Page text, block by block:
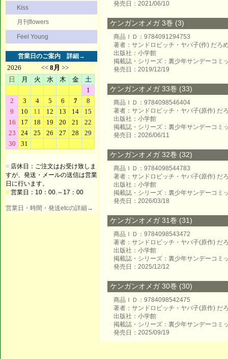
Kiss
月刊flowers
Feel Young
営業日のご案内 詳細→
■ 店休日：ご注文はお受け致しま
すが、発送・メールの送信は営業
日に行います。
■ 営業日：10：00.～17：00
営業日・時間・発送etcの詳細→
発売日：2021/06/10
ケンガンオメガ 3巻 (3)
商品ＩＤ：9784091294753
著者：サンドロビッチ・ヤバ子(作) だろ
出版社：小学館
掲載誌・シリーズ：裏少年サンデーコミ
発売日：2019/12/19
ケンガンオメガ 33巻 (33)
商品ＩＤ：9784098546404
著者：サンドロビッチ・ヤバ子(原作) だ
出版社：小学館
掲載誌・シリーズ：裏少年サンデーコミ
発売日：2026/06/11
ケンガンオメガ 32巻 (32)
商品ＩＤ：9784098544783
著者：サンドロビッチ・ヤバ子(原作) だ
出版社：小学館
掲載誌・シリーズ：裏少年サンデーコミ
発売日：2026/03/18
ケンガンオメガ 31巻 (31)
商品ＩＤ：9784098543472
著者：サンドロビッチ・ヤバ子(原作) だ
出版社：小学館
掲載誌・シリーズ：裏少年サンデーコミ
発売日：2025/12/12
ケンガンオメガ 30巻 (30)
商品ＩＤ：9784098542475
著者：サンドロビッチ・ヤバ子(原作) だ
出版社：小学館
掲載誌・シリーズ：裏少年サンデーコミ
発売日：2025/09/19